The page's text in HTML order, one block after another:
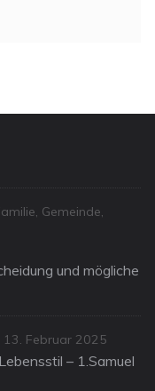
, Gemeinde,
und mögliche
Posted
on
13. Februar 2025
– 1.Samuel